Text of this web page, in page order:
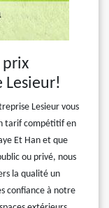
prix
Lesieur!
Lesieur vous
tarif compétitif en
Et Han et que
ou privé, nous
la qualité un
confiance à notre